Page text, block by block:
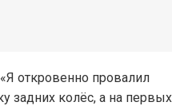
«Я откровенно провалил
задних колёс, а на первых